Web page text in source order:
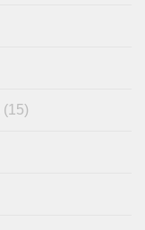
(15)